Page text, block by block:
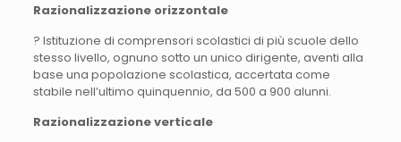
Razionalizzazione orizzontale
? Istituzione di comprensori scolastici di più scuole dello
stesso livello, ognuno sotto un unico dirigente, aventi alla
base una popolazione scolastica, accertata come
stabile nell’ultimo quinquennio, da 500 a 900 alunni.
Razionalizzazione verticale